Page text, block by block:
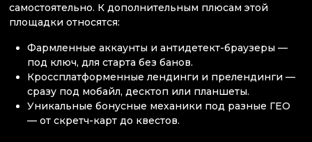
самостоятельно. К дополнительным плюсам этой
площадки относятся:
Фармленные аккаунты и антидетект-браузеры —
под ключ, для старта без банов.
Кроссплатформенные лендинги и прелендинги —
сразу под мобайл, десктоп или планшеты.
Уникальные бонусные механики под разные ГЕО
— от скретч-карт до квестов.